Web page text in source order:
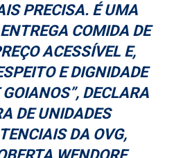
PRECISA. É UMA
COMIDA DE
ACESSÍVEL E,
E DIGNIDADE
DECLARA
DE UNIDADES
DA OVG,